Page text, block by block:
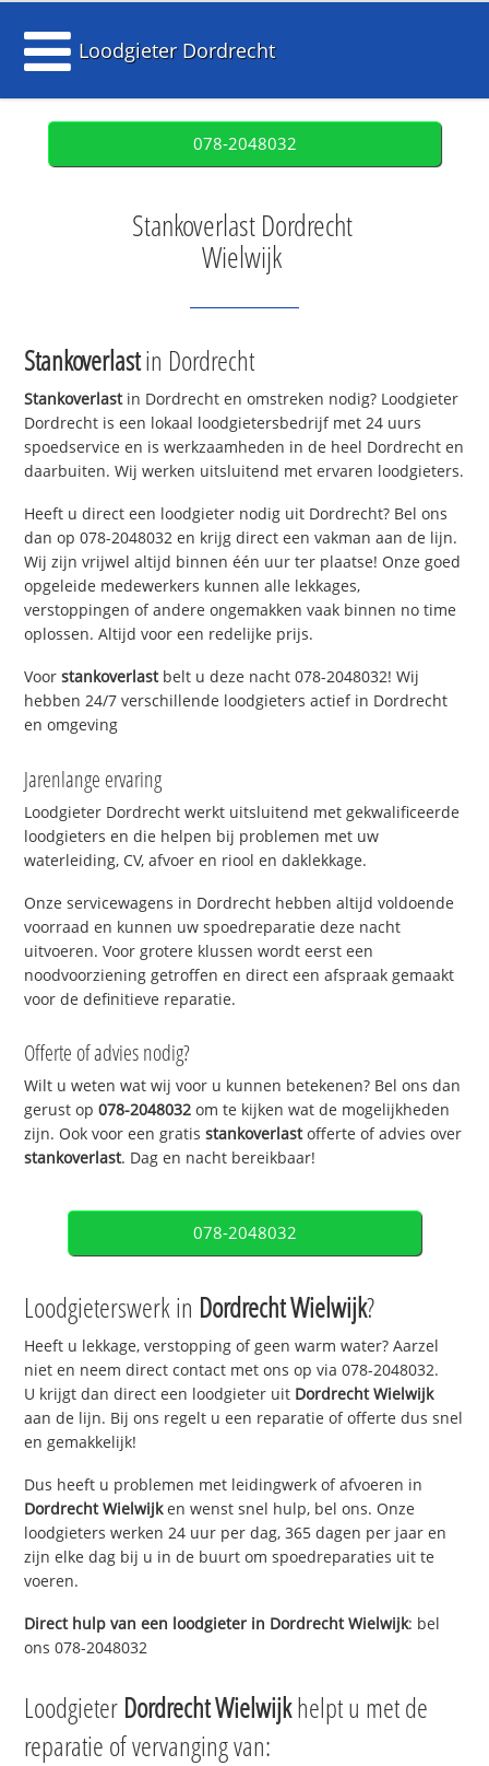
Loodgieter Dordrecht
078-2048032
Stankoverlast Dordrecht
Wielwijk
Stankoverlastin Dordrecht
Stankoverlastin Dordrecht en omstreken nodig? Loodgieter
Dordrecht is een lokaal loodgietersbedrijf met 24 uurs
spoedservice en is werkzaamheden in de heel Dordrecht en
daarbuiten. Wij werken uitsluitend met ervaren loodgieters.
Heeft u direct een loodgieter nodig uit Dordrecht? Bel ons
dan op 078-2048032 en krijg direct een vakman aan de lijn.
Wij zijn vrijwel altijd binnen één uur ter plaatse! Onze goed
opgeleide medewerkers kunnen alle lekkages,
verstoppingen of andere ongemakken vaak binnen no time
oplossen. Altijd voor een redelijke prijs.
Voorstankoverlastbelt u deze nacht 078-2048032! Wij
hebben 24/7 verschillende loodgieters actief in Dordrecht
en omgeving
Jarenlange ervaring
Loodgieter Dordrecht werkt uitsluitend met gekwalificeerde
loodgieters en die helpen bij problemen met uw
waterleiding, CV, afvoer en riool en daklekkage.
Onze servicewagens in Dordrecht hebben altijd voldoende
voorraad en kunnen uw spoedreparatie deze nacht
uitvoeren. Voor grotere klussen wordt eerst een
noodvoorziening getroffen en direct een afspraak gemaakt
voor de definitieve reparatie.
Offerte of advies nodig?
Wilt u weten wat wij voor u kunnen betekenen? Bel ons dan
gerust op078-2048032 om te kijken wat de mogelijkheden
zijn. Ook voor een gratisstankoverlastofferte of advies over
stankoverlast. Dag en nacht bereikbaar!
078-2048032
Loodgieterswerk in Dordrecht Wielwijk?
Heeft u lekkage, verstopping of geen warm water? Aarzel
niet en neem direct contact met ons op via 078-2048032.
U krijgt dan direct een loodgieter uit Dordrecht Wielwijk
aan de lijn. Bij ons regelt u een reparatie of offerte dus snel
en gemakkelijk!
Dus heeft u problemen met leidingwerk of afvoeren in
Dordrecht Wielwijken wenst snel hulp, bel ons. Onze
loodgieters werken 24 uur per dag, 365 dagen per jaar en
zijn elke dag bij u in de buurt om spoedreparaties uit te
voeren.
Direct hulp van een loodgieter in Dordrecht Wielwijk: bel
ons 078-2048032
Loodgieter Dordrecht Wielwijkhelpt u met de
reparatie of vervanging van: